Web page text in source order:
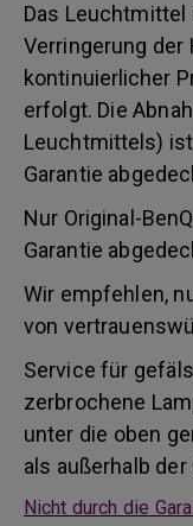
Das Leuchtmittel
Verringerung
kontinuierlicher
erfolgt. Die
Leuchtmittels)
Garantie
Nur Original-
Garantie
Wir empfehlen,
von
Service für
zerbrochene
unter die oben
als außerhalb
Nicht durch die